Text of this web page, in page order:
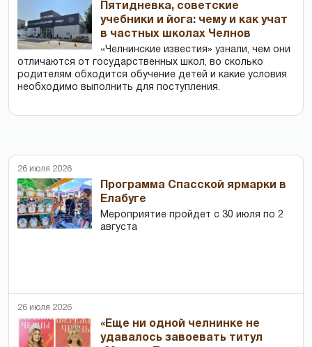
Пятидневка, советские
учебники и йога: чему и как учат
в частных школах Челнов
«Челнинские известия» узнали, чем они
отличаются от государственных школ, во сколько
родителям обходится обучение детей и какие условия
необходимо выполнить для поступления.
26 июля 2026
Программа Спасской ярмарки в
Елабуге
Мероприятие пройдет с 30 июля по 2
августа
26 июля 2026
«Еще ни одной челнинке не
удавалось завоевать титул